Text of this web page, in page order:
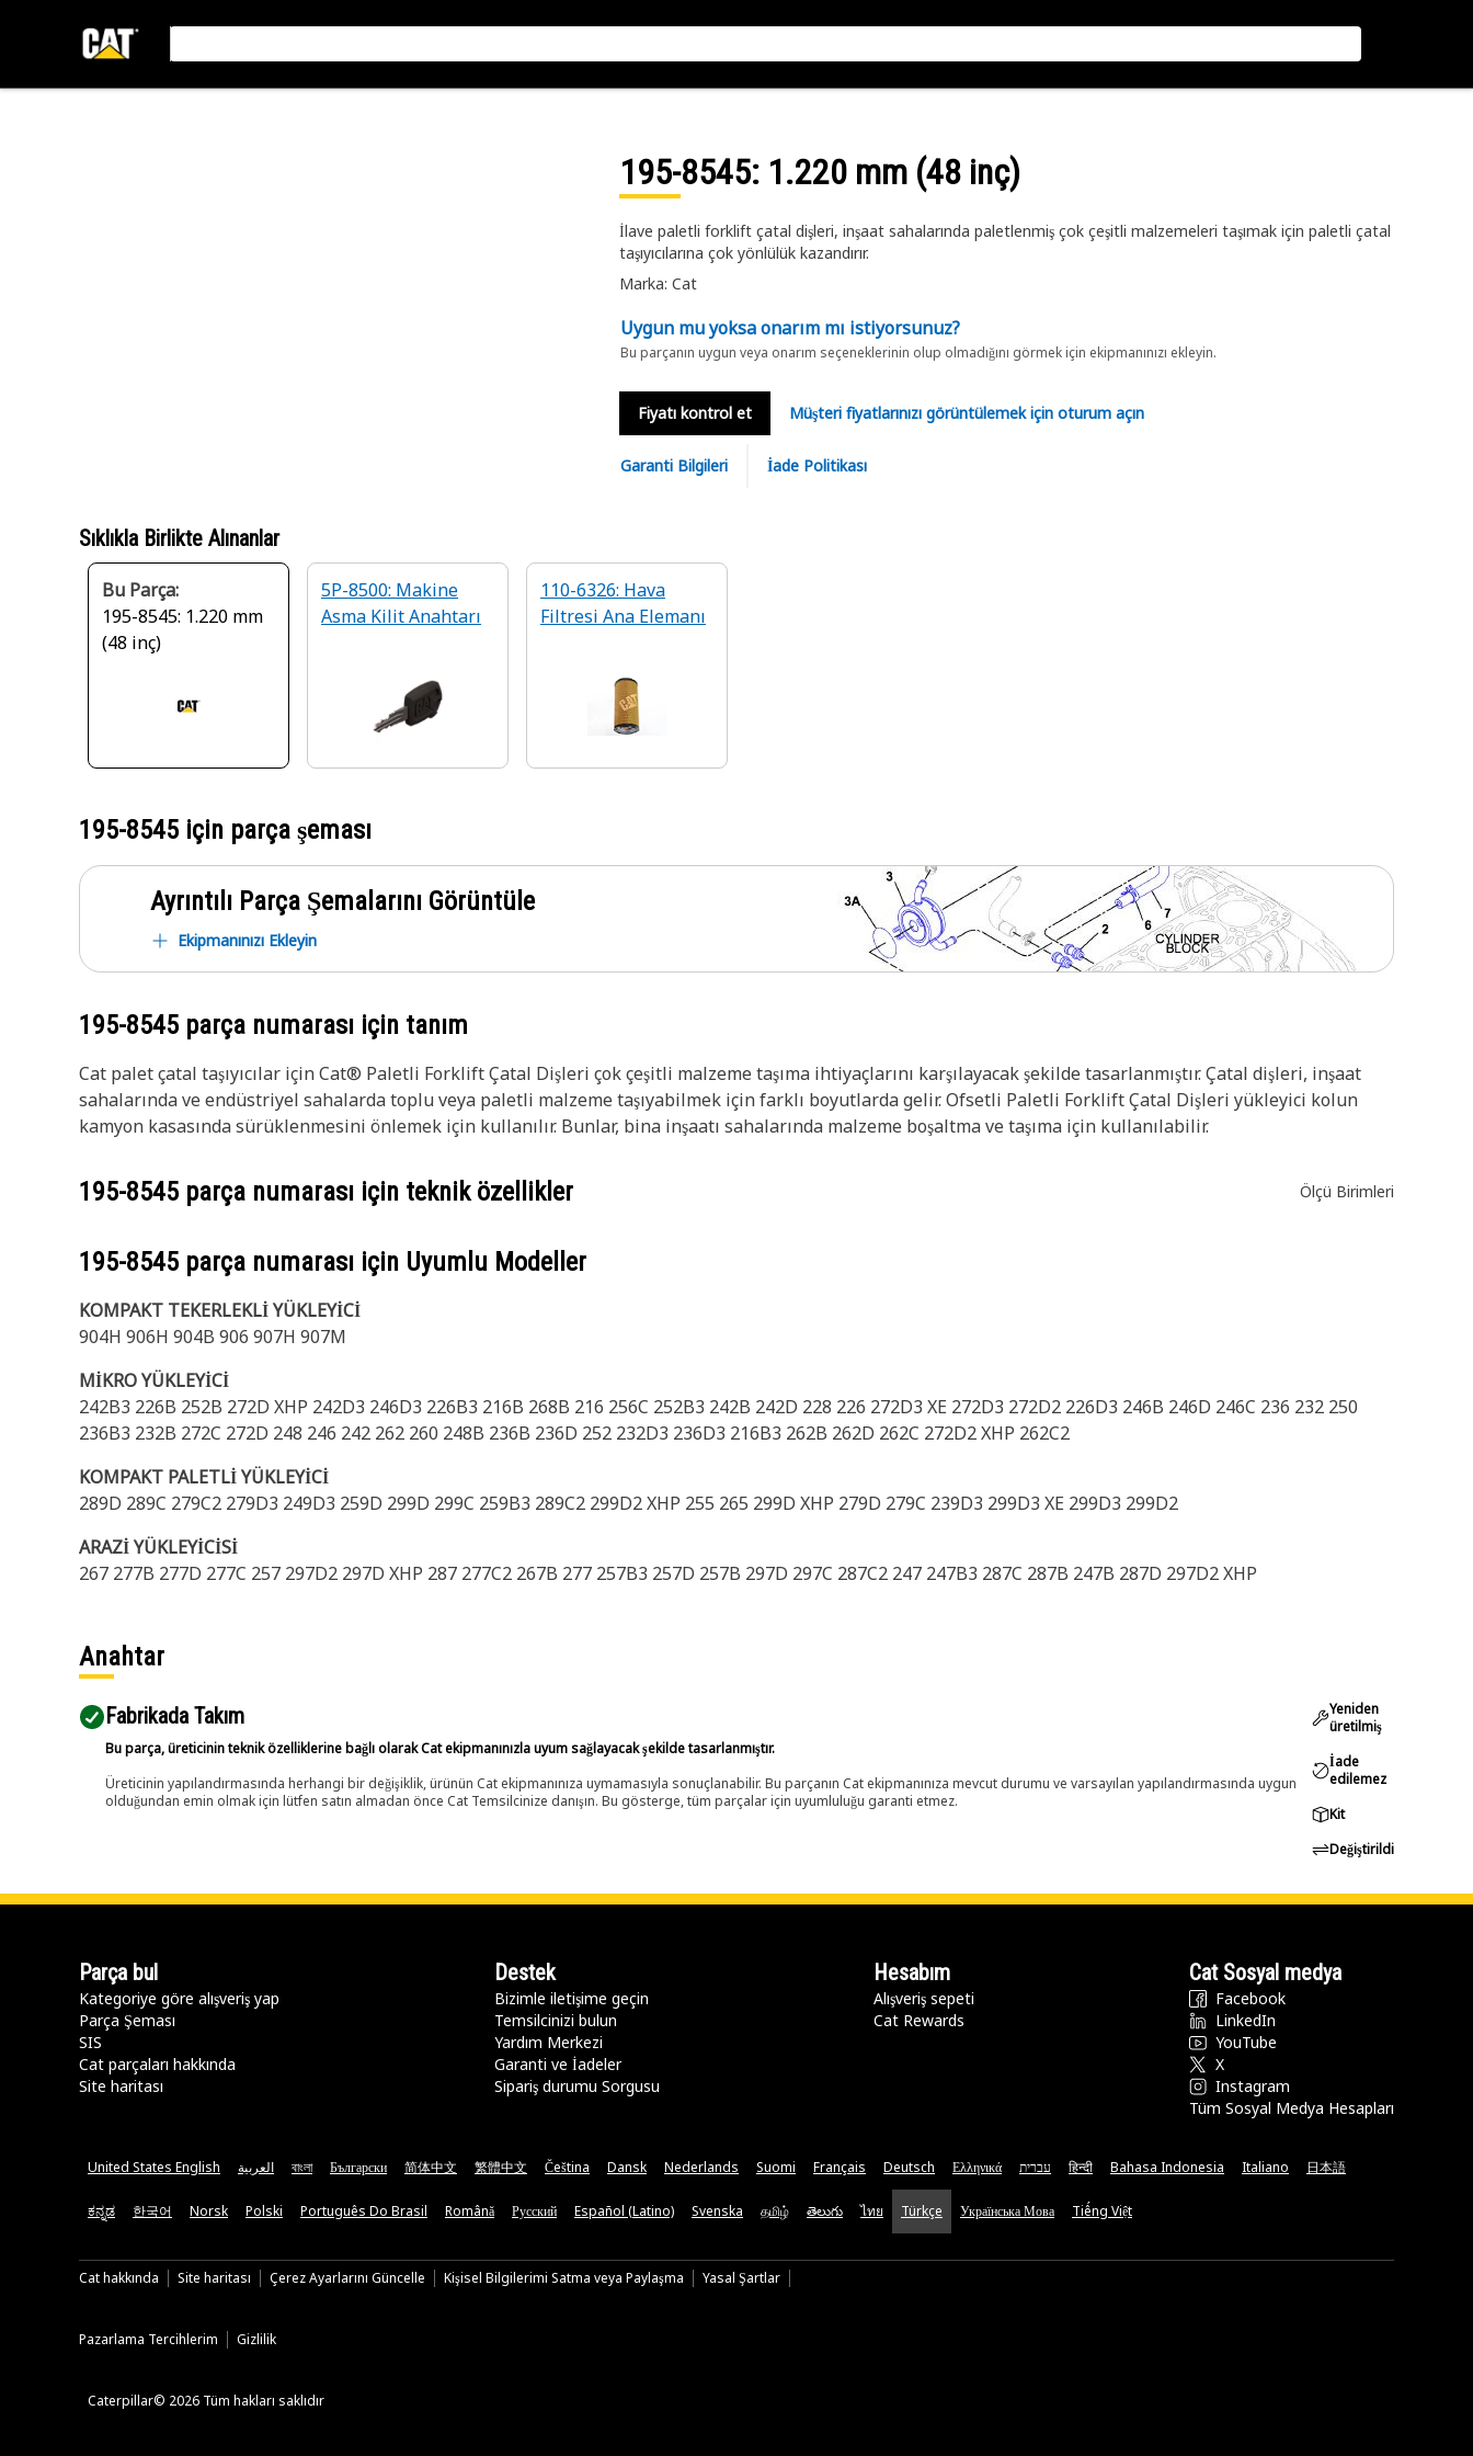
195-8545: 1.220 mm (48 inç)
İlave paletli forklift çatal dişleri, inşaat sahalarında paletlenmiş çok çeşitli malzemeleri taşımak için paletli çatal
taşıyıcılarına çok yönlülük kazandırır.
Marka: Cat
Uygun mu yoksa onarım mı istiyorsunuz?
Bu parçanın uygun veya onarım seçeneklerinin olup olmadığını görmek için ekipmanınızı ekleyin.
Fiyatı kontrol et Müşteri fiyatlarınızı görüntülemek için oturum açın
Garanti Bilgileri İade Politikası
Sıklıkla Birlikte Alınanlar
Bu Parça:
195-8545: 1.220 mm
(48 inç)
5P-8500: Makine
Asma Kilit Anahtarı
110-6326: Hava
Filtresi Ana Elemanı
195-8545 için parça şeması
Ayrıntılı Parça Şemalarını Görüntüle
Ekipmanınızı Ekleyin
195-8545 parça numarası için tanım
Cat palet çatal taşıyıcılar için Cat® Paletli Forklift Çatal Dişleri çok çeşitli malzeme taşıma ihtiyaçlarını karşılayacak şekilde tasarlanmıştır. Çatal dişleri, inşaat
sahalarında ve endüstriyel sahalarda toplu veya paletli malzeme taşıyabilmek için farklı boyutlarda gelir. Ofsetli Paletli Forklift Çatal Dişleri yükleyici kolun
kamyon kasasında sürüklenmesini önlemek için kullanılır. Bunlar, bina inşaatı sahalarında malzeme boşaltma ve taşıma için kullanılabilir.
195-8545 parça numarası için teknik özellikler Ölçü Birimleri
195-8545 parça numarası için Uyumlu Modeller
KOMPAKT TEKERLEKLİ YÜKLEYİCİ
904H 906H 904B 906 907H 907M
MİKRO YÜKLEYİCİ
242B3 226B 252B 272D XHP 242D3 246D3 226B3 216B 268B 216 256C 252B3 242B 242D 228 226 272D3 XE 272D3 272D2 226D3 246B 246D 246C 236 232 250
236B3 232B 272C 272D 248 246 242 262 260 248B 236B 236D 252 232D3 236D3 216B3 262B 262D 262C 272D2 XHP 262C2
KOMPAKT PALETLİ YÜKLEYİCİ
289D 289C 279C2 279D3 249D3 259D 299D 299C 259B3 289C2 299D2 XHP 255 265 299D XHP 279D 279C 239D3 299D3 XE 299D3 299D2
ARAZİ YÜKLEYİCİSİ
267 277B 277D 277C 257 297D2 297D XHP 287 277C2 267B 277 257B3 257D 257B 297D 297C 287C2 247 247B3 287C 287B 247B 287D 297D2 XHP
Anahtar
Fabrikada Takım
Bu parça, üreticinin teknik özelliklerine bağlı olarak Cat ekipmanınızla uyum sağlayacak şekilde tasarlanmıştır.
Üreticinin yapılandırmasında herhangi bir değişiklik, ürünün Cat ekipmanınıza uymamasıyla sonuçlanabilir. Bu parçanın Cat ekipmanınıza mevcut durumu ve varsayılan yapılandırmasında uygun
olduğundan emin olmak için lütfen satın almadan önce Cat Temsilcinize danışın. Bu gösterge, tüm parçalar için uyumluluğu garanti etmez.
Yeniden
üretilmiş
İade
edilemez
Kit
Değiştirildi
Parça bul
Kategoriye göre alışveriş yap
Parça Şeması
SIS
Cat parçaları hakkında
Site haritası
Destek
Bizimle iletişime geçin
Temsilcinizi bulun
Yardım Merkezi
Garanti ve İadeler
Sipariş durumu Sorgusu
Hesabım
Alışveriş sepeti
Cat Rewards
Cat Sosyal medya
Facebook
LinkedIn
YouTube
X
Instagram
Tüm Sosyal Medya Hesapları
United States English العربية বাংলা Български 简体中文 繁體中文 Čeština Dansk Nederlands Suomi Français Deutsch Ελληνικά עברית हिन्दी Bahasa Indonesia Italiano 日本語
ಕನ್ನಡ 한국어 Norsk Polski Português Do Brasil Română Русский Español (Latino) Svenska தமிழ் తెలుగు ไทย Türkçe Українська Мова Tiếng Việt
Cat hakkında Site haritası Çerez Ayarlarını Güncelle Kişisel Bilgilerimi Satma veya Paylaşma Yasal Şartlar
Pazarlama Tercihlerim Gizlilik
Caterpillar© 2026 Tüm hakları saklıdır